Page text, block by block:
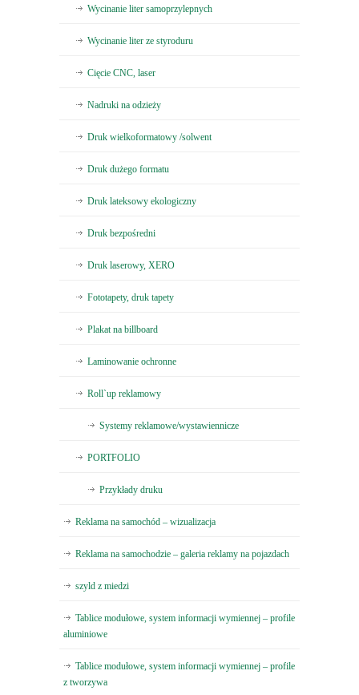
Wycinanie liter samoprzylepnych
Wycinanie liter ze styroduru
Cięcie CNC, laser
Nadruki na odzieży
Druk wielkoformatowy /solwent
Druk dużego formatu
Druk lateksowy ekologiczny
Druk bezpośredni
Druk laserowy, XERO
Fototapety, druk tapety
Plakat na billboard
Laminowanie ochronne
Roll`up reklamowy
Systemy reklamowe/wystawiennicze
PORTFOLIO
Przykłady druku
Reklama na samochód – wizualizacja
Reklama na samochodzie – galeria reklamy na pojazdach
szyld z miedzi
Tablice modułowe, system informacji wymiennej – profile
aluminiowe
Tablice modułowe, system informacji wymiennej – profile
z tworzywa